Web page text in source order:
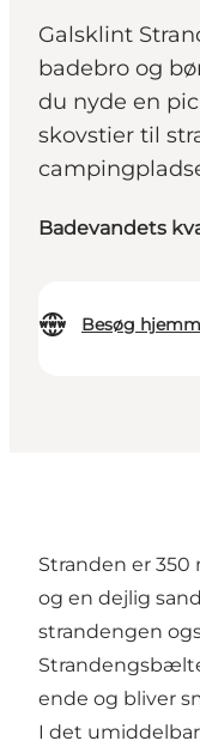
Galsklint
badebro og
du nyde en
skovstier til
Badevandets
Besøg
Stranden er 350
og en dejlig
strandengen
ende og bliver
I det